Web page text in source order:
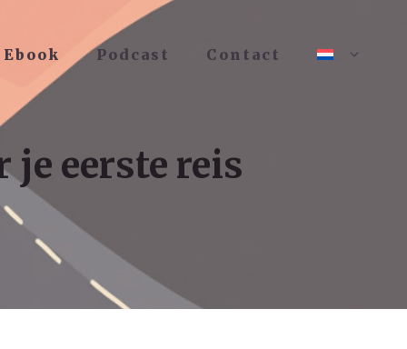
Ebook Podcast Contact
eerste reis